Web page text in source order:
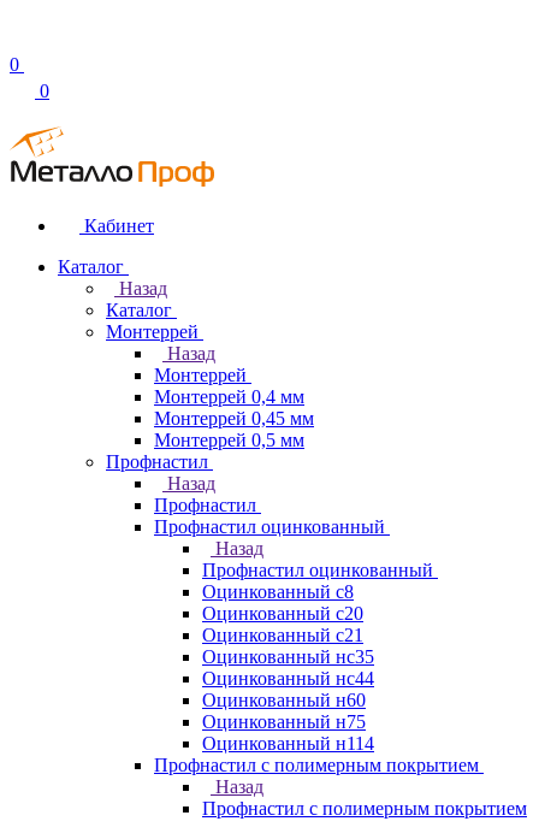
0
0
Кабинет
Каталог
Назад
Каталог
Монтеррей
Назад
Монтеррей
Монтеррей 0,4 мм
Монтеррей 0,45 мм
Монтеррей 0,5 мм
Профнастил
Назад
Профнастил
Профнастил оцинкованный
Назад
Профнастил оцинкованный
Оцинкованный с8
Оцинкованный с20
Оцинкованный с21
Оцинкованный нс35
Оцинкованный нс44
Оцинкованный н60
Оцинкованный н75
Оцинкованный н114
Профнастил с полимерным покрытием
Назад
Профнастил с полимерным покрытием